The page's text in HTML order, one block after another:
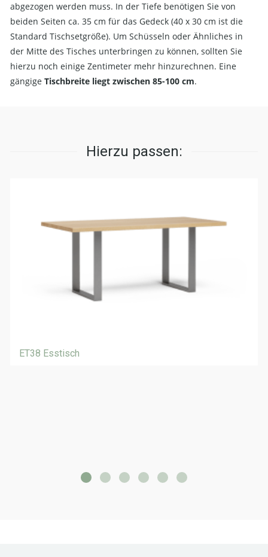
abgezogen werden muss. In der Tiefe benötigen Sie von
beiden Seiten ca. 35 cm für das Gedeck (40 x 30 cm ist die
Standard Tischsetgröße). Um Schüsseln oder Ähnliches in
der Mitte des Tisches unterbringen zu können, sollten Sie
hierzu noch einige Zentimeter mehr hinzurechnen. Eine
gängige Tischbreite liegt zwischen 85-100 cm.
Hierzu passen:
ET38 Esstisch